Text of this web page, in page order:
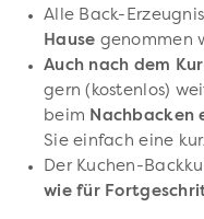
Alle Back-
Hause genommen
Auch nach dem
gern (kostenlos)
beim Nachbacken
Sie einfach eine
Der Kuchen-
wie für